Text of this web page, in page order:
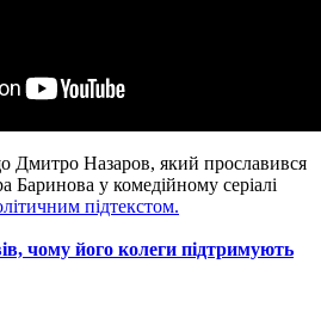
Дмитро Назаров, який прославився
Баринова у комедійному серіалі
підтекстом.
чому його колеги підтримують